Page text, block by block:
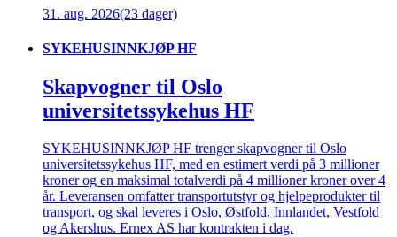
31. aug. 2026(23 dager)
SYKEHUSINNKJØP HF
Skapvogner til Oslo
universitetssykehus HF
SYKEHUSINNKJØP HF trenger skapvogner til Oslo
universitetssykehus HF, med en estimert verdi på 3 millioner
kroner og en maksimal totalverdi på 4 millioner kroner over 4
år. Leveransen omfatter transportutstyr og hjelpeprodukter til
transport, og skal leveres i Oslo, Østfold, Innlandet, Vestfold
og Akershus. Ernex AS har kontrakten i dag.